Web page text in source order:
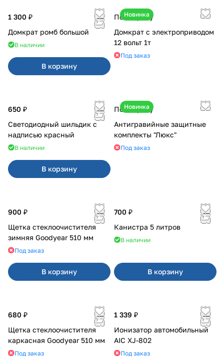
1 300 ₽
Домкрат ромб большой
В наличии
В корзину
Новинка
По запросу
Домкрат с электроприводом
12 вольт 1т
Под заказ
650 ₽
Светодиодный шильдик с
надписью красный
В наличии
В корзину
Новинка
По запросу
Антигравийные защитные
комплекты "Люкс"
Под заказ
900 ₽
Щетка стеклоочистителя
зимняя Goodyear 510 мм
Под заказ
В корзину
700 ₽
Канистра 5 литров
В наличии
В корзину
680 ₽
Щетка стеклоочистителя
каркасная Goodyear 510 мм
Под заказ
1 339 ₽
Ионизатор автомобильный
AIC XJ-802
Под заказ